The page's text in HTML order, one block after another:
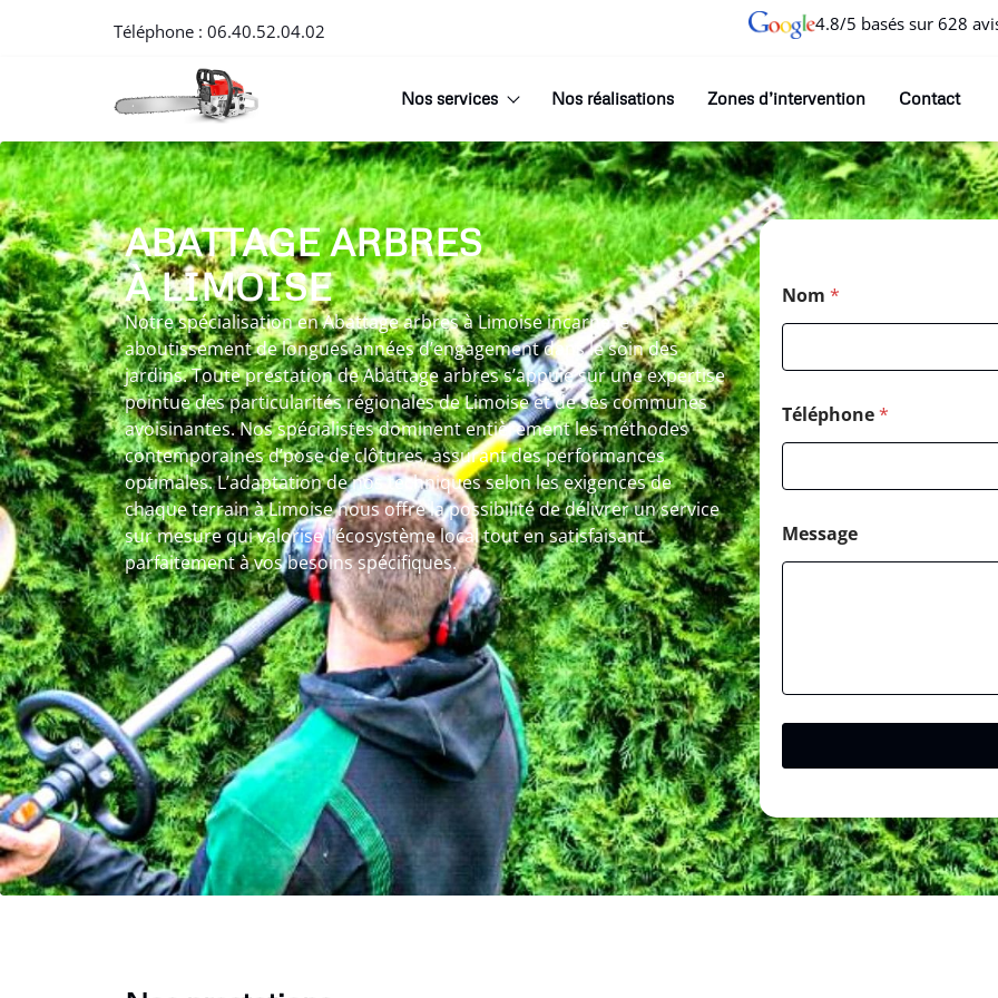
Téléphone : 06.40.52.04.02 4.8/5 basés sur 628
Nos services Nos réalisations Zones d’intervention Contact
ABATTAGE ARBRES
À LIMOISE
Notre spécialisation en Abattage arbres à Limoise incarne le
aboutissement de longues années d’engagement dans le soin des
jardins. Toute prestation de Abattage arbres s’appuie sur une expertise
pointue des particularités régionales de Limoise et de ses communes
avoisinantes. Nos spécialistes dominent entièrement les méthodes
contemporaines d’pose de clôtures, assurant des performances
optimales. L’adaptation de nos techniques selon les exigences de
chaque terrain à Limoise nous offre la possibilité de délivrer un service
sur mesure qui valorise l’écosystème local tout en satisfaisant
parfaitement à vos besoins spécifiques.
Nom *
Téléphone*
Message